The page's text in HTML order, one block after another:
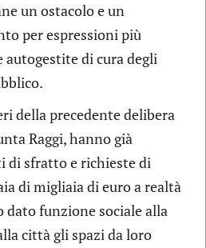
un ostacolo e un
per espressioni più
di cura degli
della precedente delibera
Raggi, hanno già
di sfratto e richieste di
di migliaia di euro a realtà
funzione sociale alla
città gli spazi da loro